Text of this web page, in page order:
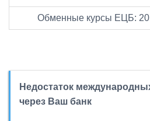
Обменные курсы ЕЦБ:
Недостаток
через Ваш банк